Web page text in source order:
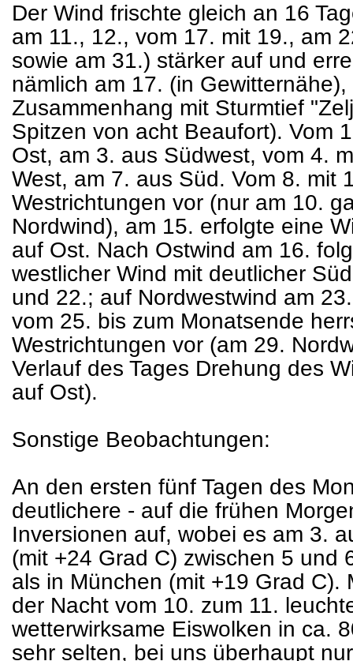
Der Wind frischte gleich an 16
am 11., 12., vom 17. mit 19., am
sowie am 31.) stärker auf und
nämlich am 17. (in
Zusammenhang mit Sturmtief
Spitzen von acht Beaufort). Vom
Ost, am 3. aus Südwest, vom 4.
West, am 7. aus Süd. Vom 8. mit
Westrichtungen vor (nur am 10.
Nordwind), am 15. erfolgte eine
auf Ost. Nach Ostwind am 16.
westlicher Wind mit deutlicher
und 22.; auf Nordwestwind am
vom 25. bis zum Monatsende
Westrichtungen vor (am 29.
Verlauf des Tages Drehung des
auf Ost).
Sonstige Beobachtungen:
An den ersten fünf Tagen des
deutlichere - auf die frühen
Inversionen auf, wobei es am 3.
(mit +24 Grad C) zwischen 5 und
als in München (mit +19 Grad C).
der Nacht vom 10. zum 11.
wetterwirksame Eiswolken in ca.
sehr selten, bei uns überhaupt